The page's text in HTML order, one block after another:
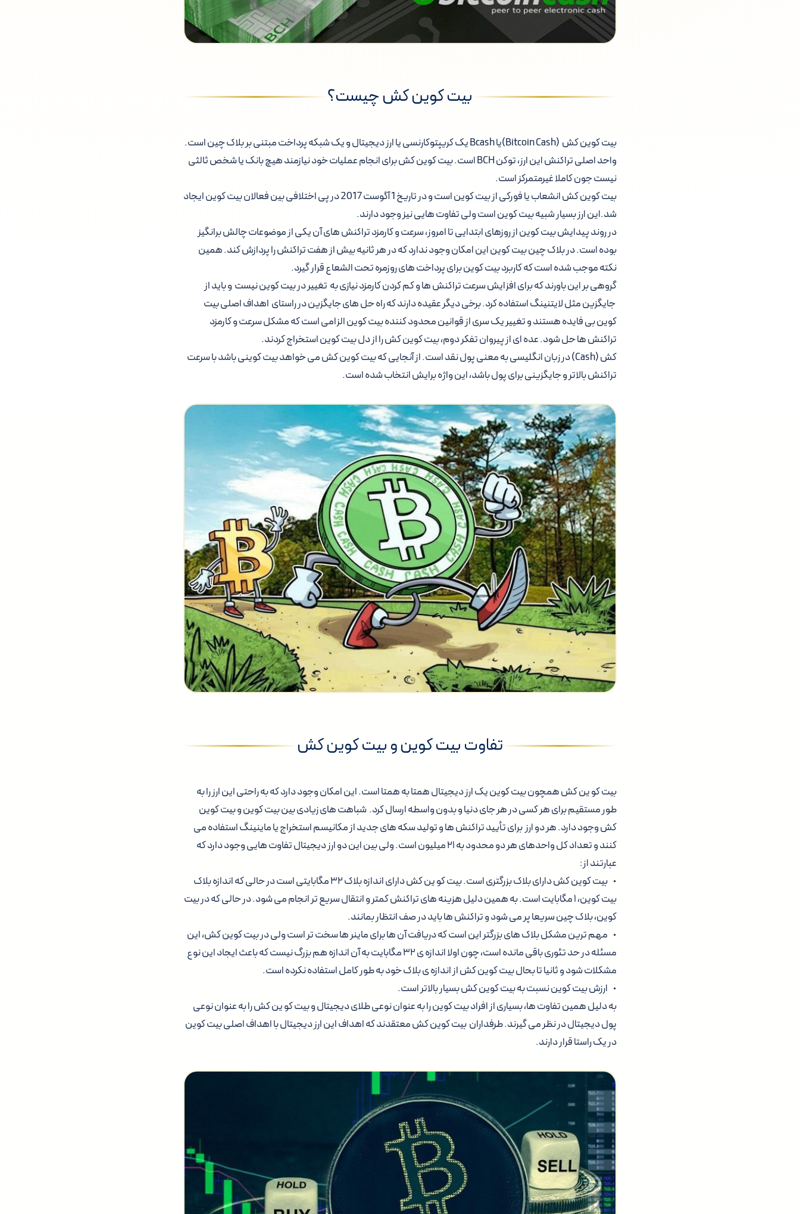
بیت کوین کش چیست؟
بیت کوین کش (Bitcoin Cash)یا Bcash یک کریپتوکارنسی یا ارز دیجیتال و یک شبکه پرداخت مبتنی بر بلاک چین است.
واحد اصلی تراکنش این ارز، توکن BCH است. بیت کوین کش برای انجام عملیات خود نیازمند هیچ بانک یا شخص ثالثی
نیست جون کاملا غیرمتمرکز است.
بیت کوین کش انشعاب یا فورکی از بیت کوین است و در تاریخ 1 آگوست 2017 در پی اختلافی بین فعالان بیت کوین ایجاد
شد.این ارز بسیار شبیه بیت کوین است ولی تفاوت هایی نیز وجود دارند.
در روند پیدایش بیت کوین از روزهای ابتدایی تا امروز، سرعت و کارمزد تراکنش های آن یکی از موضوعات چالش برانگیز
بوده است. در بلاک چین بیت کوین این امکان وجود ندارد که در هر ثانیه بیش از هفت تراکنش را پردازش کند. همین
نکته موجب شده است که کاربرد بیت کوین برای پرداخت های روزمره تحت الشعاع قرار گیرد.
گروهی بر این باورند که برای افزایش سرعت تراکنش ها و کم کردن کارمزد نیازی به تغییر در بیت کوین نیست و باید از
جایگزین مثل لایتنینگ استفاده کرد. برخی دیگر عقیده دارند که راه حل های جایگزین در راستای اهداف اصلی بیت
کوین بی فایده هستند و تغییر یک سری از قوانین محدود کننده بیت کوین الزامی است که مشکل سرعت و کارمزد
تراکنش ها حل شود. عده ای از پیروان تفکر دوم، بیت کوین کش را از دل بیت کوین استخراج کردند.
کش (Cash) در زبان انگلیسی به معنی پول نقد است. از آنجایی که بیت کوین کش می خواهد بیت کوینی باشد با سرعت
تراکنش بالاتر و جایگزینی برای پول باشد، این واژه برایش انتخاب شده است.
تفاوت بیت کوین و بیت کوین کش
بیت کو ین کش همچون بیت کوین یک ارز دیجیتال همتا به همتا است. این امکان وجود دارد که به راحتی این ارز را به
طور مستقیم برای هر کسی در هر جای دنیا و بدون واسطه ارسال کرد. شباهت های زیادی بین بیت کوین و بیت کوین
کش وجود دارد. هر دو ارز برای تأیید تراکنش ها و تولید سکه های جدید از مکانیسم استخراج یا ماینینگ استفاده می
کنند و تعداد کل واحدهای هر دو محدود به ۲۱ میلیون است. ولی بین این دو ارز دیجیتال تفاوت هایی وجود دارد که
عبارتند از:
• بیت کوین کش دارای بلاک بزرگتری است. بیت کو ین کش دارای اندازه بلاک ۳۲ مگابایتی است در حالی که اندازه بلاک
بیت کوین، ۱ مگابایت است. به همین دلیل هزینه های تراکنش کمتر و انتقال سریع تر انجام می شود. در حالی که در بیت
کوین، بلاک چین سریعا پر می شود و تراکنش ها باید در صف انتظار بمانند.
• مهم ترین مشکل بلاک های بزرگتر این است که دریافت آن ها برای ماینر ها سخت تر است ولی در بیت کوین کش، این
مسئله در حد تئوری باقی مانده است، چون اولا اندازه ی ۳۲ مگابایت به آن اندازه هم بزرگ نیست که باعث ایجاد این نوع
مشکلات شود و ثانیا تا بحال بیت کوین کش از اندازه ی بلاک خود به طور کامل استفاده نکرده است.
• ارزش بیت کوین نسبت به بیت کوین کش بسیار بالاتر است.
به دلیل همین تفاوت ها، بسیاری از افراد بیت کوین را به عنوان نوعی طلای دیجیتال و بیت کو ین کش را به عنوان نوعی
پول دیجیتال در نظر می گیرند. طرفداران بیت کوین کش معتقدند که اهداف این ارز دیجیتال با اهداف اصلی بیت کوین
در یک راستا قرار دارند.